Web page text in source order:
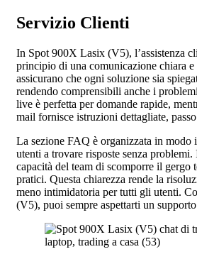
Servizio Clienti
In Spot 900X Lasix (V5), l’assistenza
principio di una comunicazione chiara e
assicurano che ogni soluzione sia
rendendo comprensibili anche i
live è perfetta per domande rapide,
mail fornisce istruzioni dettagliate,
La sezione FAQ è organizzata in
utenti a trovare risposte senza problemi.
capacità del team di scomporre il gergo
pratici. Questa chiarezza rende la
meno intimidatoria per tutti gli utenti.
(V5), puoi sempre aspettarti un